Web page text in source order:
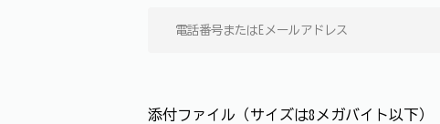
添付ファイル（サイズは8メガバイト以下）